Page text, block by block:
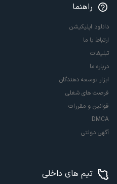
راهنما
دانلود اپلیکیشن
ارتباط با ما
تبلیغات
درباره ما
ابزار توسعه دهندگان
فرصت های شغلی
قوانین و مقررات
DMCA
آگهی دولتی
تیم های داخلی